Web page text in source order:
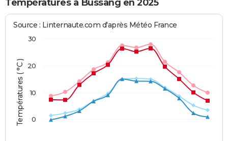
Températures à Bussang en 2025
Températures ( °C )
Source : Linternaute.com d'après Météo France
0
10
20
30